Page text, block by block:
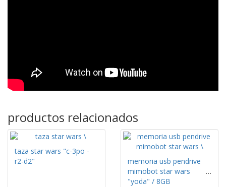
productos relacionados
taza star wars "c-3po -
r2-d2"
memoria usb pendrive
mimobot star wars
"yoda" / 8GB